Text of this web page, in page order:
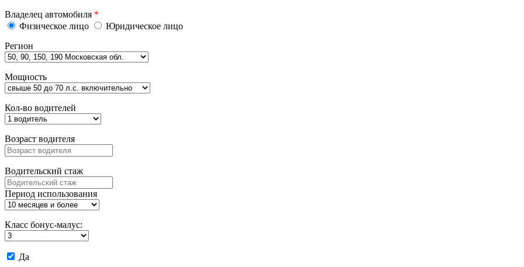
Владелец автомобиля *
Физическое лицо
Юридическое лицо
Регион
Мощность
Кол-во водителей
Возраст водителя
Водительский стаж
Период использования
Класс бонус-малус:
ДаюДа